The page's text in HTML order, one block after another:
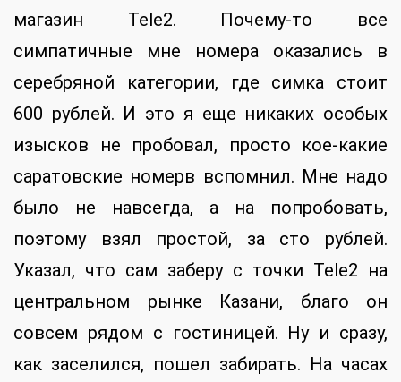
магазин Tele2. Почему-то все
симпатичные мне номера оказались в
серебряной категории, где симка стоит
600 рублей. И это я еще никаких особых
изысков не пробовал, просто кое-какие
саратовские номерв вспомнил. Мне надо
было не навсегда, а на попробовать,
поэтому взял простой, за сто рублей.
Указал, что сам заберу с точки Tele2 на
центральном рынке Казани, благо он
совсем рядом с гостиницей. Ну и сразу,
как заселился, пошел забирать. На часах